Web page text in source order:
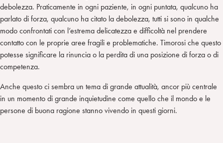
debolezza. Praticamente in ogni paziente, in ogni puntata, qualcuno ha
parlato di forza, qualcuno ha citato la debolezza, tutti si sono in qualche
modo confrontati con l’estrema delicatezza e difficoltà nel prendere
contatto con le proprie aree fragili e problematiche. Timorosi che questo
potesse significare la rinuncia o la perdita di una posizione di forza o di
competenza.
Anche questo ci sembra un tema di grande attualità, ancor più centrale
in un momento di grande inquietudine come quello che il mondo e le
persone di buona ragione stanno vivendo in questi giorni.